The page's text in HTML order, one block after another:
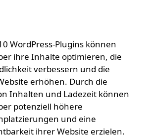
WordPress-Plugins können
ihre Inhalte optimieren, die
verbessern und die
erhöhen. Durch die
Inhalten und Ladezeit können
potenziell höhere
und eine
ihrer Website erzielen.